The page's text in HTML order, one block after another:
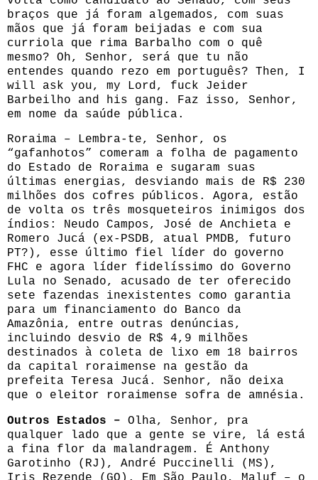
braços que já foram algemados, com suas
mãos que já foram beijadas e com sua
curriola que rima Barbalho com o quê
mesmo? Oh, Senhor, será que tu não
entendes quando rezo em português? Then, I
will ask you, my Lord, fuck Jeider
Barbeilho and his gang. Faz isso, Senhor,
em nome da saúde pública.
Roraima – Lembra-te, Senhor, os
“gafanhotos” comeram a folha de pagamento
do Estado de Roraima e sugaram suas
últimas energias, desviando mais de R$ 230
milhões dos cofres públicos. Agora, estão
de volta os três mosqueteiros inimigos dos
índios: Neudo Campos, José de Anchieta e
Romero Jucá (ex-PSDB, atual PMDB, futuro
PT?), esse último fiel líder do governo
FHC e agora líder fidelíssimo do Governo
Lula no Senado, acusado de ter oferecido
sete fazendas inexistentes como garantia
para um financiamento do Banco da
Amazônia, entre outras denúncias,
incluindo desvio de R$ 4,9 milhões
destinados à coleta de lixo em 18 bairros
da capital roraimense na gestão da
prefeita Teresa Jucá. Senhor, não deixa
que o eleitor roraimense sofra de amnésia.
Outros Estados – Olha, Senhor, pra
qualquer lado que a gente se vire, lá está
a fina flor da malandragem. É Anthony
Garotinho (RJ), André Puccinelli (MS),